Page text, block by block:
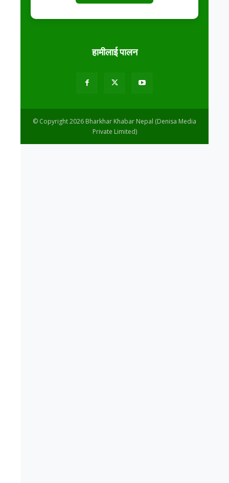
हामीलाई पालन
© Copyright 2026 Bharkhar Khabar Nepal (Denisa Media
Private Limited)